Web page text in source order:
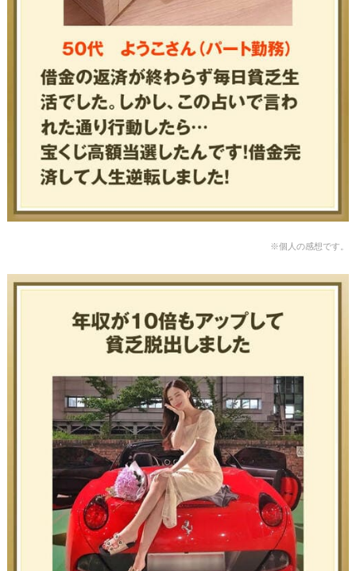
※個人の感想です。